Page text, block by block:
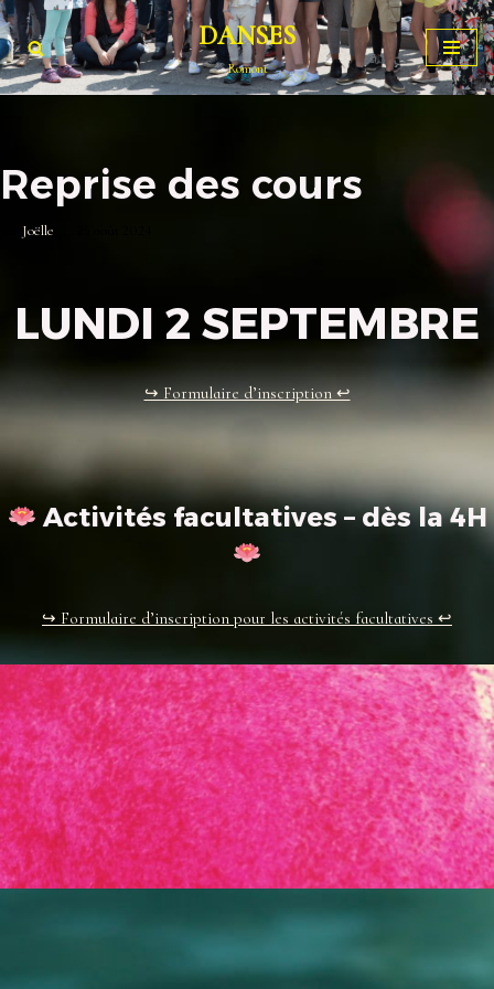
Aller
au
DANSES
Romont
Reprise des cours
Joëlle
LUNDI 2 SEPTEMBRE
↪ Formulaire d’inscription ↩
Activités facultatives – dès la 4H
↪ Formulaire d’inscription pour les activités facultatives ↩